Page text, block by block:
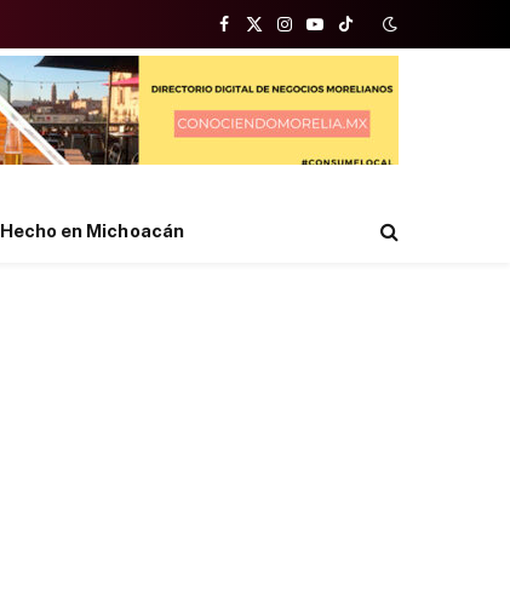
Facebook
X
(Twitter)
Instagram
YouTubeTikTok
Hecho en Michoacán